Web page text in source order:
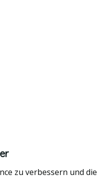
zu verbessern und die